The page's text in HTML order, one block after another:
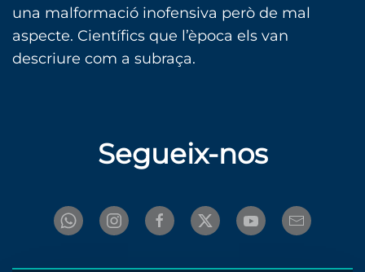
una malformació inofensiva però de mal
aspecte. Científics que l’època els van
descriure com a subraça.
Segueix-nos